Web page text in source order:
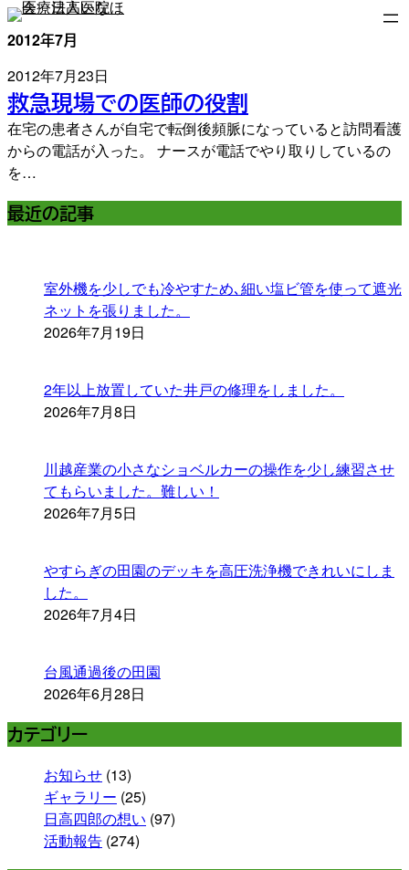
内
容
ス
キ
ッ
プ
2012年7月
2012年7月23日
救急現場での医師の役割
在宅の患者さんが自宅で転倒後頻脈になっていると訪問看護
からの電話が入った。 ナースが電話でやり取りしているの
を…
最近の記事
室外機を少しでも冷やすため､細い塩ビ管を使って遮光
ネットを張りました。
2026年7月19日
2年以上放置していた井戸の修理をしました。
2026年7月8日
川越産業の小さなショベルカーの操作を少し練習させ
てもらいました。難しい！
2026年7月5日
やすらぎの田園のデッキを高圧洗浄機できれいにしま
した。
2026年7月4日
台風通過後の田園
2026年6月28日
カテゴリー
お知らせ (13)
ギャラリー (25)
日高四郎の想い (97)
活動報告 (274)